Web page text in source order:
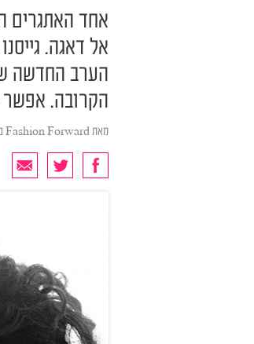
אחד האתגרים
אל דאגה.
הקרובה. אפשר
מאתFashion Forward בשיתוף קניוני עזריאלי